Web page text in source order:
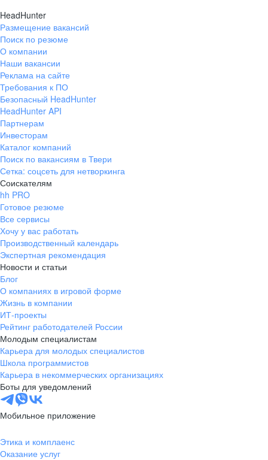
HeadHunter
Размещение вакансий
Поиск по резюме
О компании
Наши вакансии
Реклама на сайте
Требования к ПО
Безопасный HeadHunter
HeadHunter API
Партнерам
Инвесторам
Каталог компаний
Поиск по вакансиям в Твери
Сетка: соцсеть для нетворкинга
Соискателям
hh PRO
Готовое резюме
Все сервисы
Хочу у вас работать
Производственный календарь
Экспертная рекомендация
Новости и статьи
Блог
О компаниях в игровой форме
Жизнь в компании
ИТ-проекты
Рейтинг работодателей России
Молодым специалистам
Карьера для молодых специалистов
Школа программистов
Карьера в некоммерческих организациях
Боты для уведомлений
Мобильное приложение
Этика и комплаенс
Оказание услуг